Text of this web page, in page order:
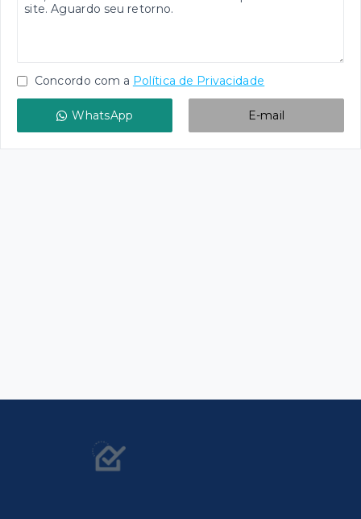
Concordo com a Política de Privacidade
WhatsApp E-mail